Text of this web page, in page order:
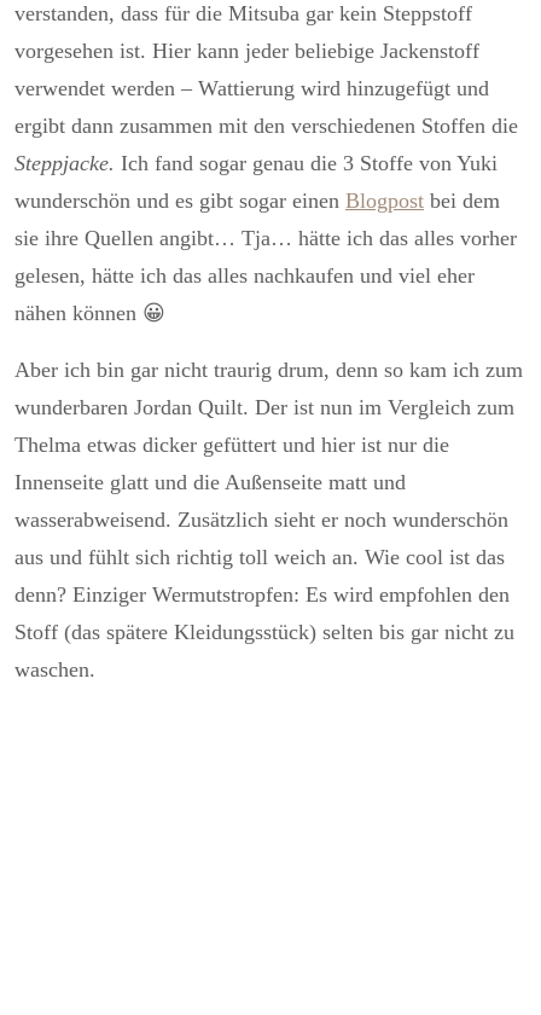
verstanden, dass für die Mitsuba gar kein Steppstoff
vorgesehen ist. Hier kann jeder beliebige Jackenstoff
verwendet werden – Wattierung wird hinzugefügt und
ergibt dann zusammen mit den verschiedenen Stoffen die
Steppjacke. Ich fand sogar genau die 3 Stoffe von Yuki
wunderschön und es gibt sogar einen Blogpost bei dem
sie ihre Quellen angibt… Tja… hätte ich das alles vorher
gelesen, hätte ich das alles nachkaufen und viel eher
nähen können 😀
Aber ich bin gar nicht traurig drum, denn so kam ich zum
wunderbaren Jordan Quilt. Der ist nun im Vergleich zum
Thelma etwas dicker gefüttert und hier ist nur die
Innenseite glatt und die Außenseite matt und
wasserabweisend. Zusätzlich sieht er noch wunderschön
aus und fühlt sich richtig toll weich an. Wie cool ist das
denn? Einziger Wermutstropfen: Es wird empfohlen den
Stoff (das spätere Kleidungsstück) selten bis gar nicht zu
waschen.